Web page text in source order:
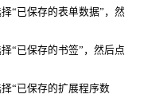
“已保存的表单数据”，然
“已保存的书签”，然后点
“已保存的扩展程序数